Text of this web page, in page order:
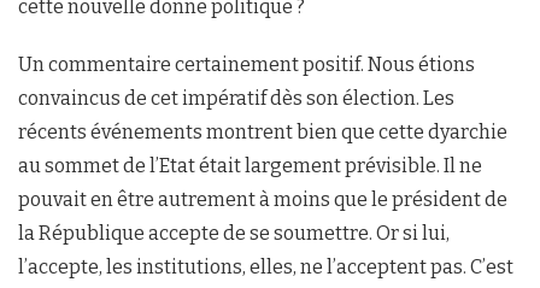
cette nouvelle donne politique ?
Un commentaire certainement positif. Nous étions
convaincus de cet impératif dès son élection. Les
récents événements montrent bien que cette dyarchie
au sommet de l’Etat était largement prévisible. Il ne
pouvait en être autrement à moins que le président de
la République accepte de se soumettre. Or si lui,
l’accepte, les institutions, elles, ne l’acceptent pas. C’est